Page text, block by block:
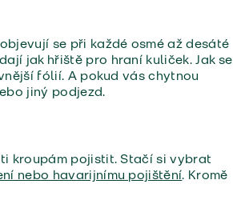
se při každé osmé až desáté
jak hřiště pro hraní kuliček. Jak se
fólií. A pokud vás chytnou
jiný podjezd.
kroupám pojistit. Stačí si vybrat
nebo havarijnímu pojištění. Kromě